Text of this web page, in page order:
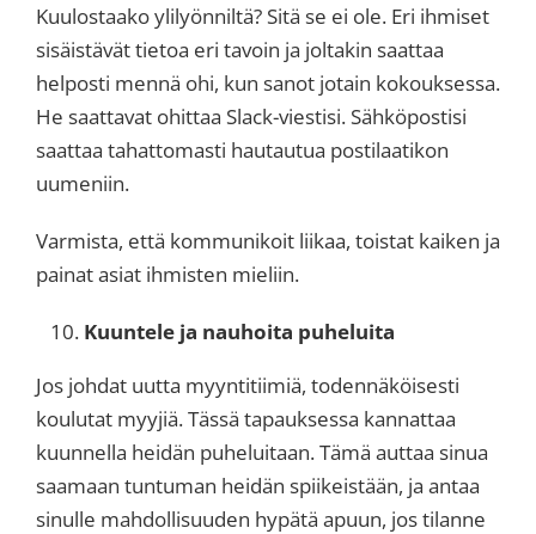
Kuulostaako ylilyönniltä? Sitä se ei ole. Eri ihmiset
sisäistävät tietoa eri tavoin ja joltakin saattaa
helposti mennä ohi, kun sanot jotain kokouksessa.
He saattavat ohittaa Slack-viestisi. Sähköpostisi
saattaa tahattomasti hautautua postilaatikon
uumeniin.
Varmista, että kommunikoit liikaa, toistat kaiken ja
painat asiat ihmisten mieliin.
Kuuntele ja nauhoita puheluita
Jos johdat uutta myyntitiimiä, todennäköisesti
koulutat myyjiä. Tässä tapauksessa kannattaa
kuunnella heidän puheluitaan. Tämä auttaa sinua
saamaan tuntuman heidän spiikeistään, ja antaa
sinulle mahdollisuuden hypätä apuun, jos tilanne